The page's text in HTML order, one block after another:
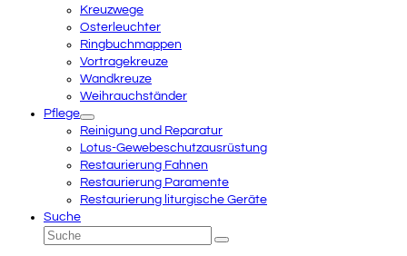
Kreuzwege
Osterleuchter
Ringbuchmappen
Vortragekreuze
Wandkreuze
Weihrauchständer
Pflege
Reinigung und Reparatur
Lotus-Gewebeschutzausrüstung
Restaurierung Fahnen
Restaurierung Paramente
Restaurierung liturgische Geräte
Suche
Suche
Senden